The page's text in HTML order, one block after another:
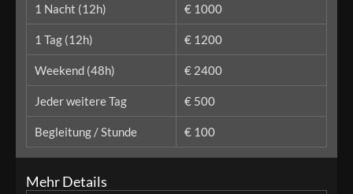
1 Nacht (12h) € 1000
1 Tag (12h) € 1200
Weekend (48h) € 2400
Jeder weitere Tag € 500
Begleitung / Stunde € 100
Mehr Details